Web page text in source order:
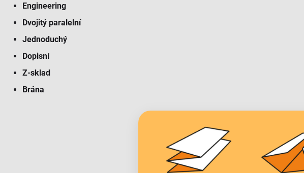
Engineering
Dvojitý paralelní
Jednoduchý
Dopisní
Z-sklad
Brána